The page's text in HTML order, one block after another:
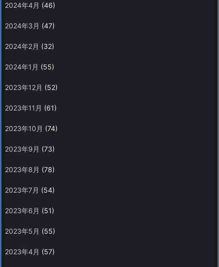
2024年4月 (46)
2024年3月 (47)
2024年2月 (32)
2024年1月 (55)
2023年12月 (52)
2023年11月 (61)
2023年10月 (74)
2023年9月 (73)
2023年8月 (78)
2023年7月 (54)
2023年6月 (51)
2023年5月 (55)
2023年4月 (57)